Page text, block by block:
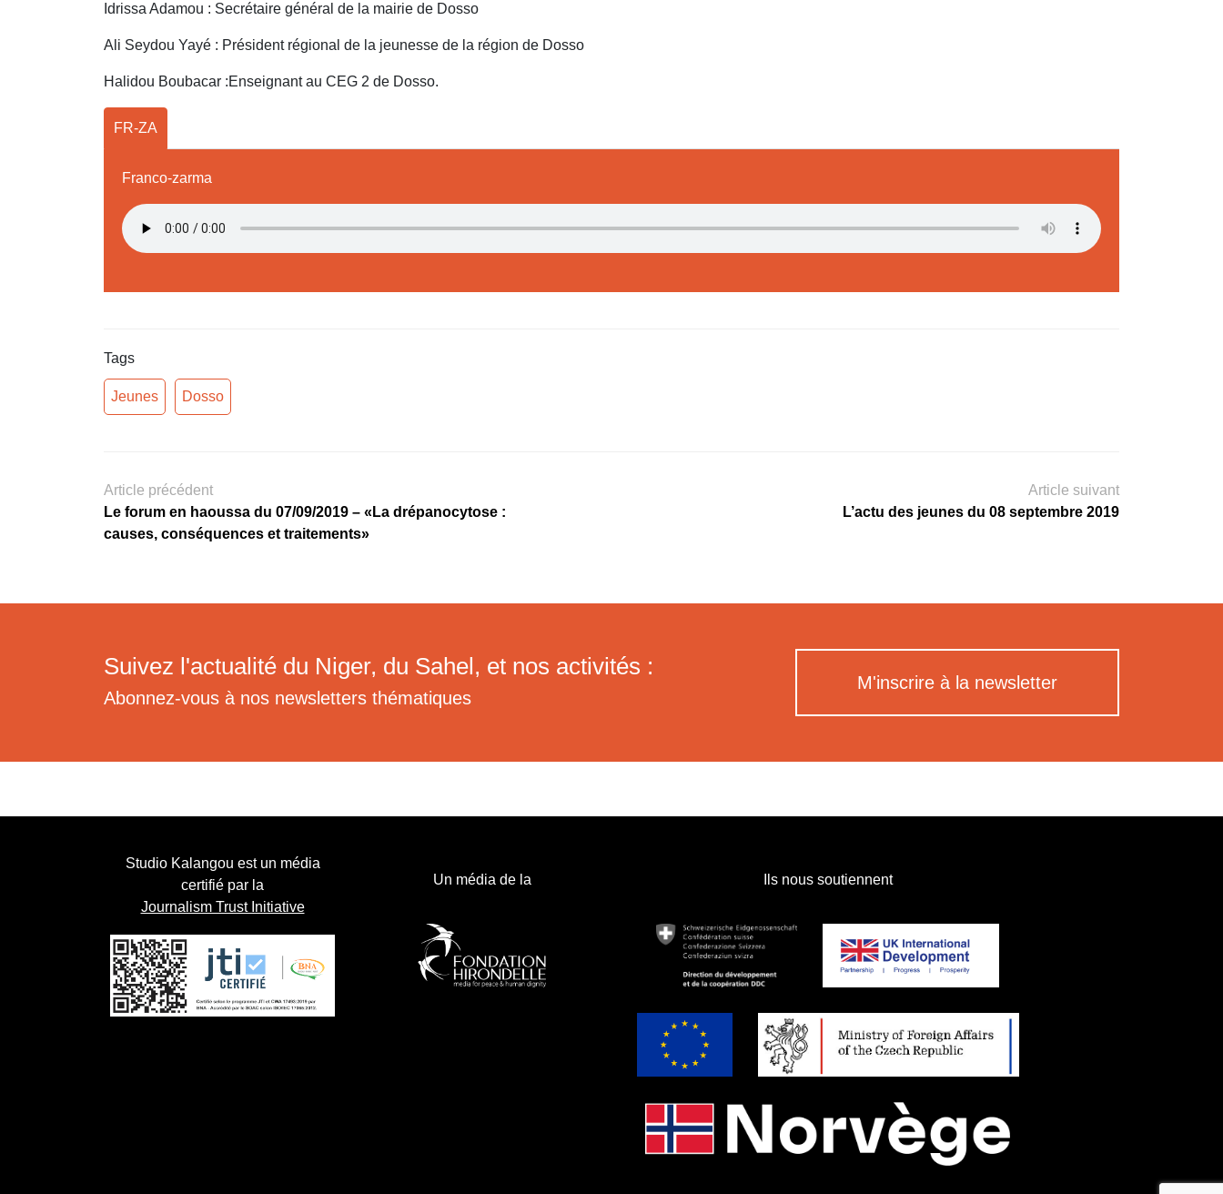
Idrissa Adamou : Secrétaire général de la mairie de Dosso
Ali Seydou Yayé : Président régional de la jeunesse de la région de Dosso
Halidou Boubacar :Enseignant au CEG 2 de Dosso.
FR-ZA
Franco-zarma
Tags
Jeunes Dosso
Article précédent
Le forum en haoussa du 07/09/2019 – «La drépanocytose :
causes, conséquences et traitements»
Article suivant
L’actu des jeunes du 08 septembre 2019
Suivez l'actualité du Niger, du Sahel, et nos activités :
Abonnez-vous à nos newsletters thématiques
M'inscrire à la newsletter
Studio Kalangou est un média
certifié par la
Journalism Trust Initiative
Un média de la Ils nous soutiennent